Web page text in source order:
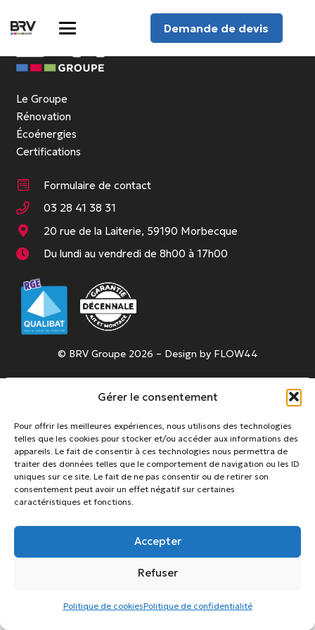
Gérer le consentement
Pour offrir les meilleures expériences, nous utilisons des technologies
telles que les cookies pour stocker et/ou accéder aux informations des
appareils. Le fait de consentir à ces technologies nous permettra de
traiter des données telles que le comportement de navigation ou les ID
uniques sur ce site. Le fait de ne pas consentir ou de retirer son
consentement peut avoir un effet négatif sur certaines
caractéristiques et fonctions.
Accepter
Refuser
Politique de cookiesPolitique de confidentialité
Demande de devis
Le Groupe
Rénovation
Écoénergies
Certifications
Formulaire de contact
03 28 41 38 31
20 rue de la Laiterie, 59190 Morbecque
Du lundi au vendredi de 8h00 à 17h00
© BRV Groupe 2026 – Design by FLOW44